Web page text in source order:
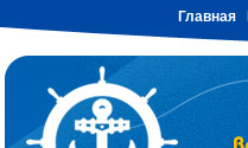
Главная